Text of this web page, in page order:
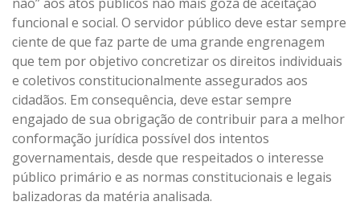
funcional e social. O servidor público deve estar sempre
ciente de que faz parte de uma grande engrenagem
que tem por objetivo concretizar os direitos individuais
e coletivos constitucionalmente assegurados aos
cidadãos. Em consequência, deve estar sempre
engajado de sua obrigação de contribuir para a melhor
conformação jurídica possível dos intentos
governamentais, desde que respeitados o interesse
público primário e as normas constitucionais e legais
balizadoras da matéria analisada.